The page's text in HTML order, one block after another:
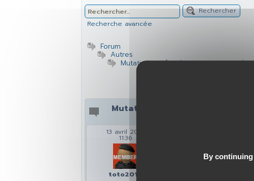
Rechercher
Recherche avancée
Forum
Autres
Mutation - refus de poste sans
Mutation - refus de poste sans
13 avril 2019
11:36
toto2014
By continuing